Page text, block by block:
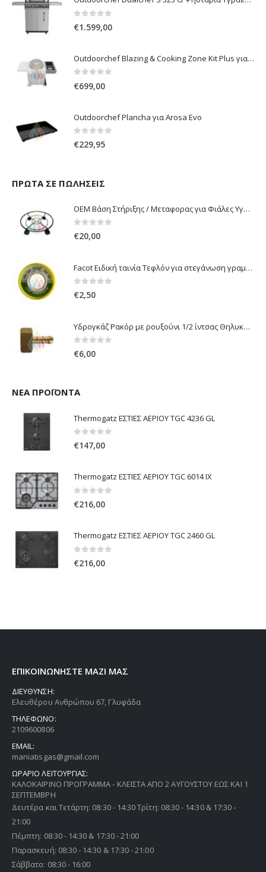
€1.599,00
Outdoorchef Blazing & Cooking Zone Kit Plus για Ψησταριά Arosa Evo
€699,00
Outdoorchef Plancha για Arosa Evo
0out of 5
€229,95
ΠΡΏΤΑ ΣΕ ΠΩΛΉΣΕΙΣ
OEM Βάση Στήριξης / Μεταφορας για Φιάλες Υγραερίου 10 kg & 13 kg με ροδάκια
0out of 5
€20,00
Facot Ειδική ταινία Τεφλόν για στεγάνωση γραμμών αερίου 12m
0out of 5
€2,50
Υδρογκάζ Ρακόρ με ρουξούνι 1/2 ίντσας Θηλυκό Δεξιόστροφο για σύνδεση συσκευών με λάστιχο υγραερίου 8mm
0out of 5
€6,00
ΝΈΑ ΠΡΟΪΌΝΤΑ
Thermogatz ΕΣΤΙΕΣ ΑΕΡΙΟΥ TGC 4236 GL
0out of 5
€147,00
Thermogatz ΕΣΤΙΕΣ ΑΕΡΙΟΥ TGC 6014 IX
0out of 5
€216,00
Thermogatz ΕΣΤΙΕΣ ΑΕΡΙΟΥ TGC 2460 GL
€216,00
ΕΠΙΚΟΙΝΩΝΗΣΤΕ ΜΑΖΙ ΜΑΣ
ΔΙΕΥΘΥΝΣΗ:
Ελευθέρου Ανθρώπου 67, Γλυφάδα
ΤΗΛΕΦΩΝΟ:
2109600806
EMAIL:
maniatisgas@gmail.com
ΩΡΑΡΙΟ ΛΕΙΤΟΥΡΓΙΑΣ:
ΚΑΛΟΚΑΙΡΙΝΟ ΠΡΟΓΡΑΜΜΑ - ΚΛΕΙΣΤΑ ΑΠΟ 2 ΑΥΓΟΥΣΤΟΥ ΕΩΣ ΚΑΙ 1
ΣΕΠΤΕΜΒΡΗ
Δευτέρα και Τετάρτη: 08:30 - 14:30 Τρίτη: 08:30 - 14:30 & 17:30 -
21:00
Πέμπτη: 08:30 - 14:30 & 17:30 - 21:00
Παρασκευή: 08:30 - 14:30 & 17:30 - 21:00
Σάββατο: 08:30 - 16:00